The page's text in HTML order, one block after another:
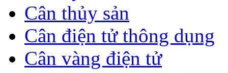
Cân thủy sản
Cân điện tử thông dụng
Cân vàng điện tử